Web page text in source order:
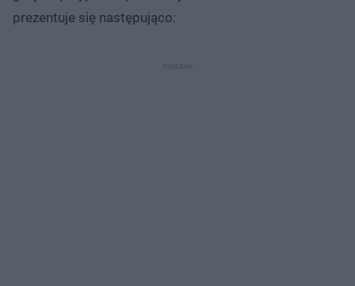
prezentuje się następująco: